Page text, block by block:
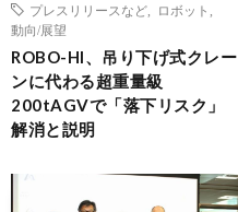
プレスリリースなど
ロボット
動向/展望
ROBO-HI、吊り下げ式クレー
ンに代わる超重量級
200tAGVで「落下リスク」
解消と説明